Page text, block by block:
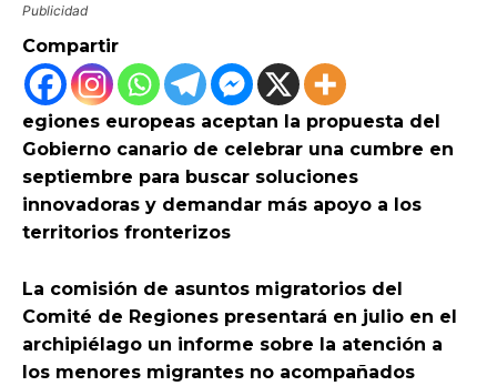
Publicidad
Compartir
egiones europeas aceptan la propuesta del
Gobierno canario de celebrar una cumbre en
septiembre para buscar soluciones
innovadoras y demandar más apoyo a los
territorios fronterizos
La comisión de asuntos migratorios del
Comité de Regiones presentará en julio en el
archipiélago un informe sobre la atención a
los menores migrantes no acompañados